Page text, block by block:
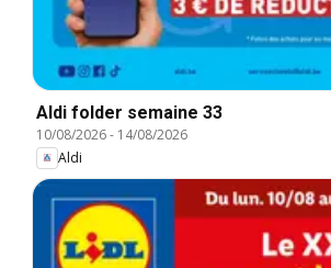
Aldi folder semaine 33
10/08/2026- 14/08/2026
Aldi